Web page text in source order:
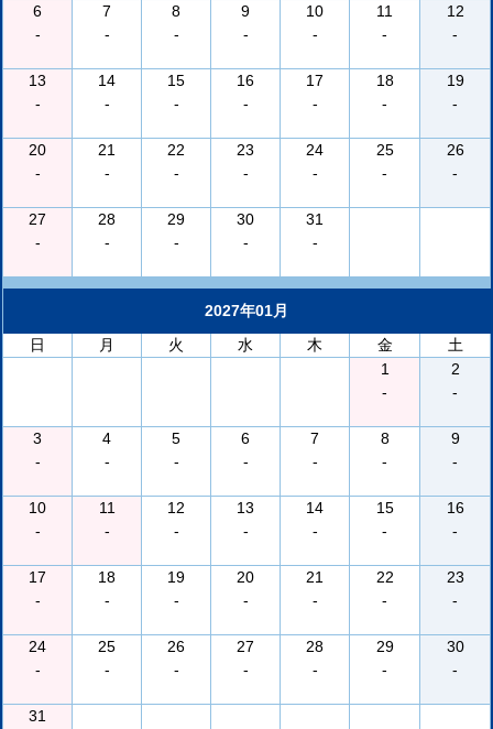
6
-
7
-
8
-
9
-
10
-
11
-
12
-
13
-
14
-
15
-
16
-
17
-
18
-
19
-
20
-
21
-
22
-
23
-
24
-
25
-
26
-
27
-
28
-
29
-
30
-
31
-
2027年01月
日
月 火 水 木 金
土
1
-
2
-
3
-
4
-
5
-
6
-
7
-
8
-
9
-
10
-
11
-
12
-
13
-
14
-
15
-
16
-
17
-
18
-
19
-
20
-
21
-
22
-
23
-
24
-
25
-
26
-
27
-
28
-
29
-
30
-
31